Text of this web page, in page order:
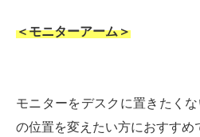
＜モニターアーム＞
モニターをデスクに置きたく
の位置を変えたい方におすすめ